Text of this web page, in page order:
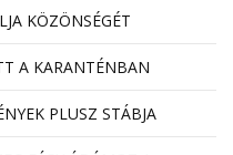
KÖZÖNSÉGÉT
A KARANTÉNBAN
PLUSZ STÁBJA